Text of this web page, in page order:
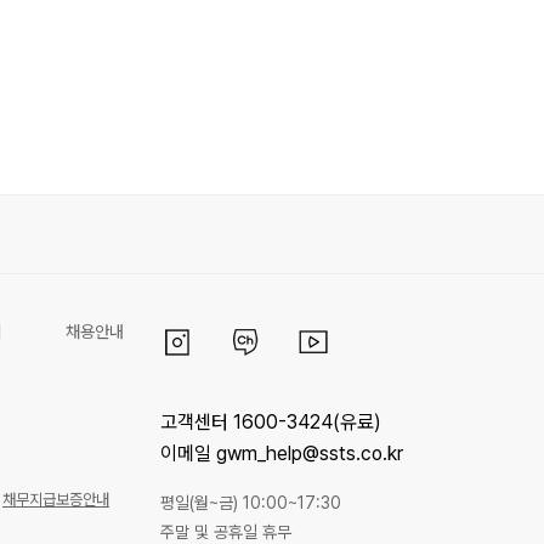
채용안내
채무지급보증안내
고객센터 1600-3424(유료)
이메일 gwm_help@ssts.co.kr
평일(월~금) 10:00~17:30
주말 및 공휴일 휴무